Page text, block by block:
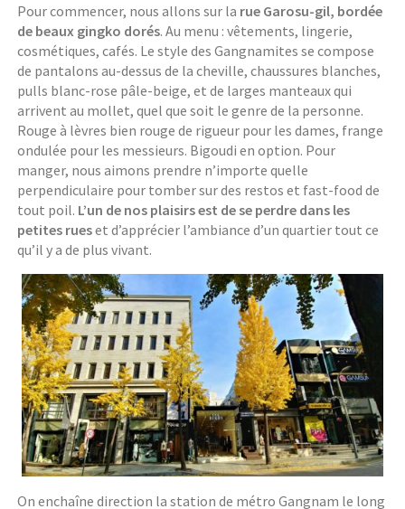
Pour commencer, nous allons sur la rue Garosu-gil, bordée
de beaux gingko dorés. Au menu : vêtements, lingerie,
cosmétiques, cafés. Le style des Gangnamites se compose
de pantalons au-dessus de la cheville, chaussures blanches,
pulls blanc-rose pâle-beige, et de larges manteaux qui
arrivent au mollet, quel que soit le genre de la personne.
Rouge à lèvres bien rouge de rigueur pour les dames, frange
ondulée pour les messieurs. Bigoudi en option. Pour
manger, nous aimons prendre n’importe quelle
perpendiculaire pour tomber sur des restos et fast-food de
tout poil. L’un de nos plaisirs est de se perdre dans les
petites rueset d’apprécier l’ambiance d’un quartier tout ce
qu’il y a de plus vivant.
On enchaîne direction la station de métro Gangnam le long